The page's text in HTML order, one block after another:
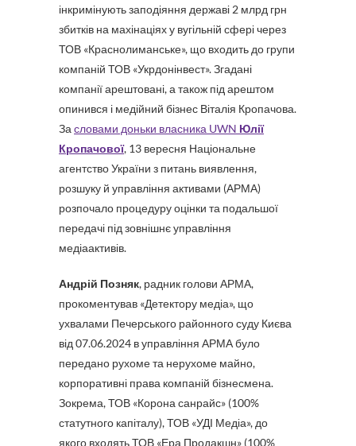
інкримінують заподіяння державі 2 млрд грн
збитків на махінаціях у вугільній сфері через
ТОВ «Краснолиманське», що входить до групи
компаній ТОВ «Укрдонінвест». Згадані
компанії арештовані, а також під арештом
опинився і медійний бізнес Віталія Кропачова.
За словами доньки власника UWN Юлії
Кропачової, 13 вересня Національне
агентство України з питань виявлення,
розшуку й управління активами (АРМА)
розпочало процедуру оцінки та подальшої
передачі під зовнішнє управління
медіаактивів.
Андрій Позняк, радник голови АРМА,
прокоментував «Детектору медіа», що
ухвалами Печерського районного суду Києва
від 07.06.2024 в управління АРМА було
передано рухоме та нерухоме майно,
корпоративні права компаній бізнесмена.
Зокрема, ТОВ «Корона санрайс» (100%
статутного капіталу), ТОВ «УДІ Медіа», до
якого входять ТОВ «Ера Продакшн» (100%